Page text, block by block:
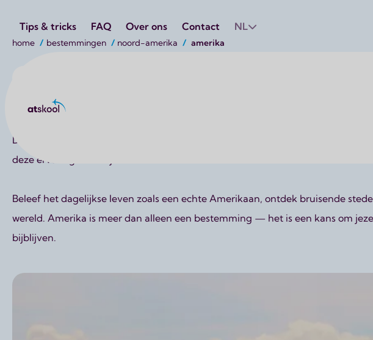
Utilities
Tips & tricks FAQ Over ons Contact NL
Atskool
Kruimelpad
home bestemmingen noord-amerika amerika
Amerika
Droom jij van een avontuur in Amerika? Of je nu een jaar naar High School
deze ervaring werkelijkheid te maken.
Beleef het dagelijkse leven zoals een echte Amerikaan, ontdek bruisende
wereld. Amerika is meer dan alleen een bestemming — het is een kans om
bijblijven.